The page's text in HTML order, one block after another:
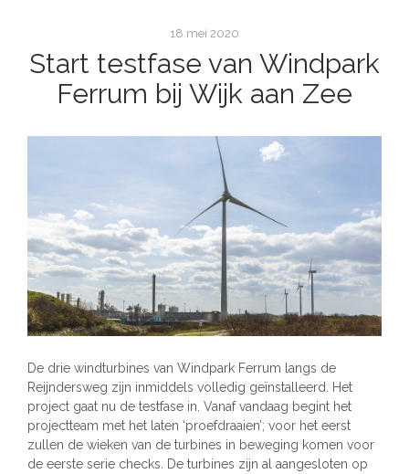
18 mei 2020
Start testfase van Windpark
Ferrum bij Wijk aan Zee
De drie windturbines van Windpark Ferrum langs de
Reijndersweg zijn inmiddels volledig geïnstalleerd. Het
project gaat nu de testfase in. Vanaf vandaag begint het
projectteam met het laten ‘proefdraaien’; voor het eerst
zullen de wieken van de turbines in beweging komen voor
de eerste serie checks. De turbines zijn al aangesloten op